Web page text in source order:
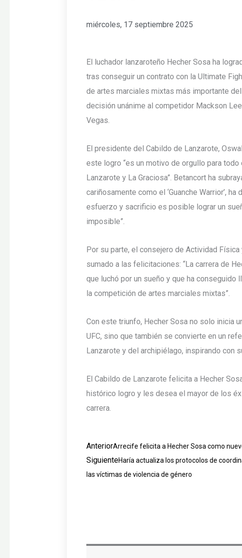
miércoles, 17 septiembre 2025
El luchador lanzaroteño Hecher Sosa ha
tras conseguir un contrato con la Ultimate
de artes marciales mixtas más importante
decisión unánime al competidor Mackson
Vegas.
El presidente del Cabildo de Lanzarote,
este logro “es un motivo de orgullo para todo
Lanzarote y La Graciosa”. Betancort ha
cariñosamente como el ‘Guanche Warrior’,
esfuerzo y sacrificio es posible lograr un
imposible”.
Por su parte, el consejero de Actividad
sumado a las felicitaciones: “La carrera de
que luchó por un sueño y que ha conseguido
la competición de artes marciales mixtas”.
Con este triunfo, Hecher Sosa no solo inicia
UFC, sino que también se convierte en un
Lanzarote y del archipiélago, inspirando con
El Cabildo de Lanzarote felicita a Hecher
histórico logro y les desea el mayor de los
carrera.
Ant
AnteriorArrecife felicita a Hecher Sosa como
SiguienteHaría actualiza los protocolos de
las víctimas de violencia de género
Siguiente